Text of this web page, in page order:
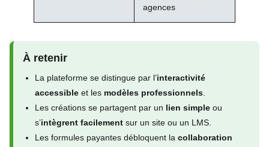
agences
À retenir
La plateforme se distingue par l’interactivité
accessible et les modèles professionnels
Les créations se partagent par un lien simple ou
s’intègrent facilement sur un site ou un LMS.
Les formules payantes débloquent la collaboration